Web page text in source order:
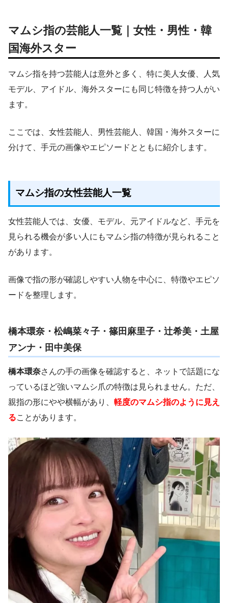
マムシ指の芸能人一覧｜女性・男性・韓
国海外スター
マムシ指を持つ芸能人は意外と多く、特に美人女優、人気
モデル、アイドル、海外スターにも同じ特徴を持つ人がい
ます。
ここでは、女性芸能人、男性芸能人、韓国・海外スターに
分けて、手元の画像やエピソードとともに紹介します。
マムシ指の女性芸能人一覧
女性芸能人では、女優、モデル、元アイドルなど、手元を
見られる機会が多い人にもマムシ指の特徴が見られること
があります。
画像で指の形が確認しやすい人物を中心に、特徴やエピソ
ードを整理します。
橋本環奈・松嶋菜々子・篠田麻里子・辻希美・土屋
アンナ・田中美保
橋本環奈さんの手の画像を確認すると、ネットで話題にな
っているほど強いマムシ爪の特徴は見られません。ただ、
親指の形にやや横幅があり、 軽度のマムシ指のように見え
ることがあります。